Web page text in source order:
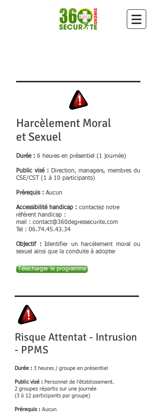
Harcèlement Moral
et Sexuel
Durée : 6 heures en présentiel (1 journée)
Public visé :Direction, managers, membres du
CSE/CST (1 à 10 participants)
Prérequis : Aucun
Accessibilité handicap : contactez notre
référent handicap :
mail : contact@360degressecurite.com
Tel : 06.74.45.43.34
Objectif :Identifier un harcèlement moral ou
sexuel ainsi que la conduite à adopter
Télécharger le programme
Risque Attentat - Intrusion
- PPMS
Durée : 3 heures / groupe en présentiel
Public visé : Personnel de l'établissement.
2 groupes répartis sur une journée
(3 à 12 participants par groupe)
Prérequis : Aucun